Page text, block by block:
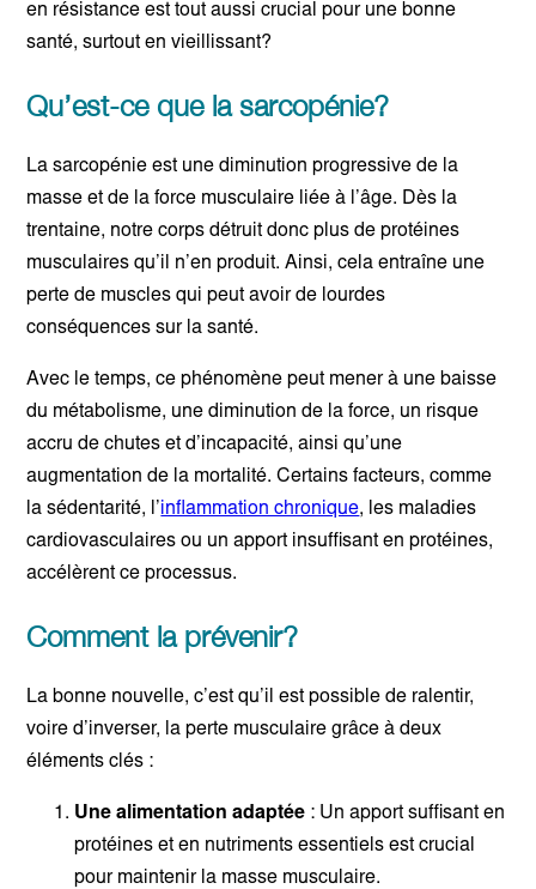
en résistance est tout aussi crucial pour une bonne
santé, surtout en vieillissant?
Qu’est-ce que la sarcopénie?
La sarcopénie est une diminution progressive de la
masse et de la force musculaire liée à l’âge. Dès la
trentaine, notre corps détruit donc plus de protéines
musculaires qu’il n’en produit. Ainsi, cela entraîne une
perte de muscles qui peut avoir de lourdes
conséquences sur la santé.
Avec le temps, ce phénomène peut mener à une baisse
du métabolisme, une diminution de la force, un risque
accru de chutes et d’incapacité, ainsi qu’une
augmentation de la mortalité. Certains facteurs, comme
la sédentarité, l’inflammation chronique, les maladies
cardiovasculaires ou un apport insuffisant en protéines,
accélèrent ce processus.
Comment la prévenir?
La bonne nouvelle, c’est qu’il est possible de ralentir,
voire d’inverser, la perte musculaire grâce à deux
éléments clés :
Une alimentation adaptée : Un apport suffisant en
protéines et en nutriments essentiels est crucial
pour maintenir la masse musculaire.